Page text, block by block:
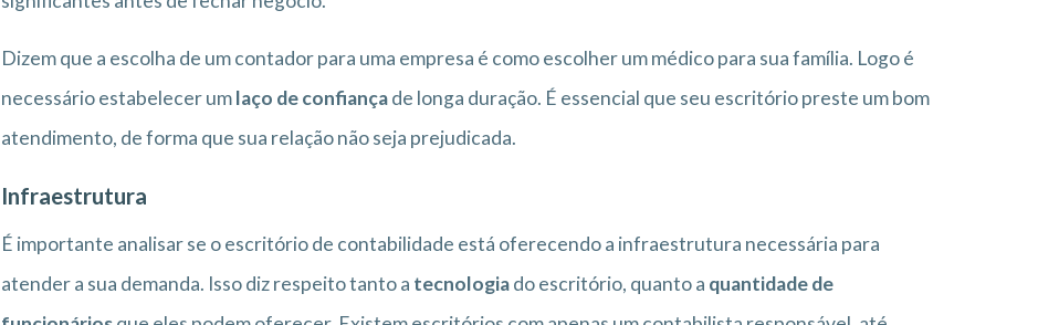
Dizem que a escolha de um contador para uma empresa é como escolher um médico para sua família. Logo é
necessário estabelecer umlaço de confiançade longa duração. É essencial que seu escritório preste um bom
atendimento, de forma que sua relação não seja prejudicada.
Infraestrutura
É importante analisar se o escritório de contabilidade está oferecendo a infraestrutura necessária para
atender a sua demanda. Isso diz respeito tanto a tecnologiado escritório, quanto a quantidade de